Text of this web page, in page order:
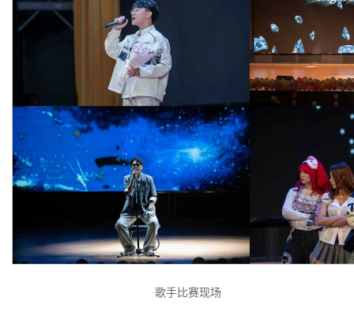
歌手比赛现场